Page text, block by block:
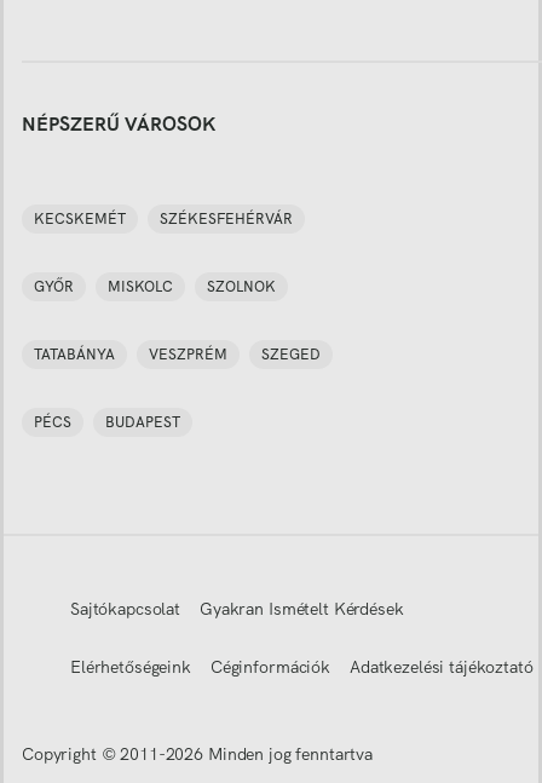
NÉPSZERŰ VÁROSOK
KECSKEMÉT SZÉKESFEHÉRVÁR
GYŐR MISKOLC SZOLNOK
TATABÁNYA VESZPRÉM SZEGED
PÉCS BUDAPEST
Sajtókapcsolat Gyakran Ismételt Kérdések
Elérhetőségeink Céginformációk Adatkezelési tájékoztató
Copyright © 2011-2026 Minden jog fenntartva